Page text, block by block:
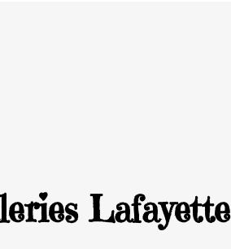
Lafayette